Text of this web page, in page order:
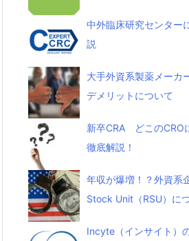
中外臨床研究センター
説
大手外資系製薬メーカ
デメリットについて
新卒CRA どこのCRO
徹底解説！
年収が爆増！？外資系
Stock Unit（RSU）に
Incyte（インサイト）